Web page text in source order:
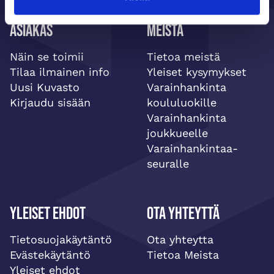
Asiakas
Näin se toimii
Tilaa ilmainen info
Uusi Kuvasto
Kirjaudu sisään
Meistä
Tietoa meistä
Yleiset kysymykset
Varainhankinta
koululuokille
Varainhankinta
joukkueelle
Varainhankintaa-
seuralle
Yleiset ehdot
Tietosuojakäytäntö
Evästekäytäntö
Yleiset ehdot
Ota yhteyttä
Ota yhteytta
Tietoa Meista